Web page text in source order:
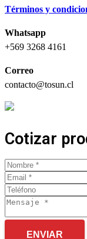
Términos y
Whatsapp
+569 3268 4161
Correo
contacto@tosun.cl
Cotizar
ENVIAR